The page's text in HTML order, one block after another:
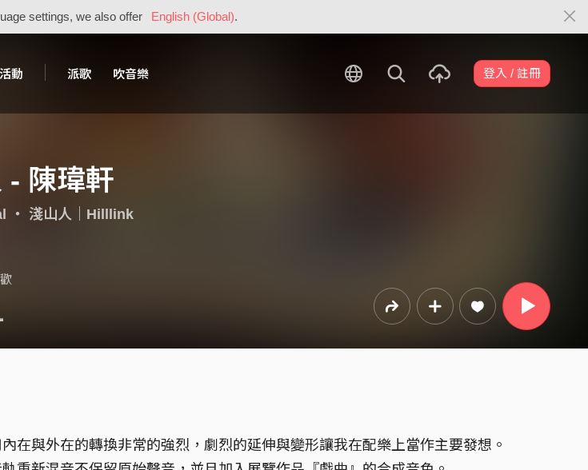
settings, we also offer English (Global).
動 派歌 吹音樂 登入 / 註冊
- 陳瑋軒
・ 淺山人｜Hilllink
在與外在的轉換非常的強烈，劇烈的延伸與變形讓我在配樂上當作主要發想。